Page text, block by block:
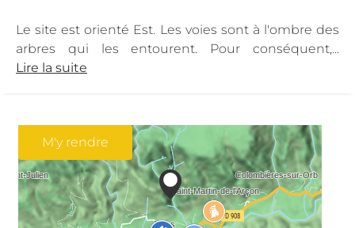
Le site est orienté Est. Les voies sont à l'ombre des
arbres qui les entourent. Pour conséquent,...
Lire la suite
M'y rendre